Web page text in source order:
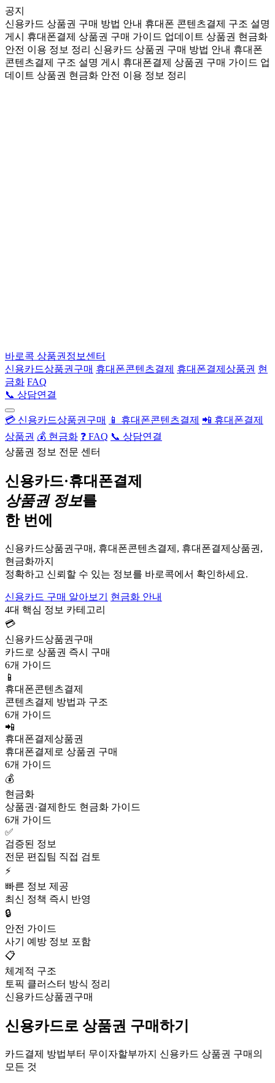
공지
신용카드 상품권 구매 방법 안내 휴대폰 콘텐츠결제 구조 설명
게시
휴대폰결제 상품권 구매 가이드 업데이트 상품권 현금화
안전 이용 정보 정리 신용카드 상품권 구매 방법 안내 휴대폰
콘텐츠결제 구조 설명 게시
휴대폰결제 상품권 구매 가이드 업
데이트 상품권 현금화 안전 이용 정보 정리
바로콕 상품권정보센터
신용카드상품권구매 휴대폰콘텐츠결제 휴대폰결제상품권 현
금화 FAQ
📞 상담연결
💳 신용카드상품권구매 📱 휴대폰콘텐츠결제 📲 휴대폰결제
상품권 💰 현금화 ❓ FAQ 📞 상담연결
상품권 정보 전문 센터
신용카드·휴대폰결제
상품권 정보를
한 번에
신용카드상품권구매, 휴대폰콘텐츠결제, 휴대폰결제상품권,
현금화까지
정확하고 신뢰할 수 있는 정보를 바로콕에서 확인하세요.
신용카드 구매 알아보기
현금화 안내
4대 핵심 정보 카테고리
💳
신용카드상품권구매
카드로 상품권 즉시 구매
6개 가이드
📱
휴대폰콘텐츠결제
콘텐츠결제 방법과 구조
6개 가이드
📲
휴대폰결제상품권
휴대폰결제로 상품권 구매
6개 가이드
💰
현금화
상품권·결제한도 현금화 가이드
6개 가이드
✅
검증된 정보
전문 편집팀 직접 검토
⚡
빠른 정보 제공
최신 정책 즉시 반영
🔒
안전 가이드
사기 예방 정보 포함
📋
체계적 구조
토픽 클러스터 방식 정리
신용카드상품권구매
신용카드로 상품권 구매하기
카드결제 방법부터 무이자할부까지 신용카드 상품권 구매의
모든 것